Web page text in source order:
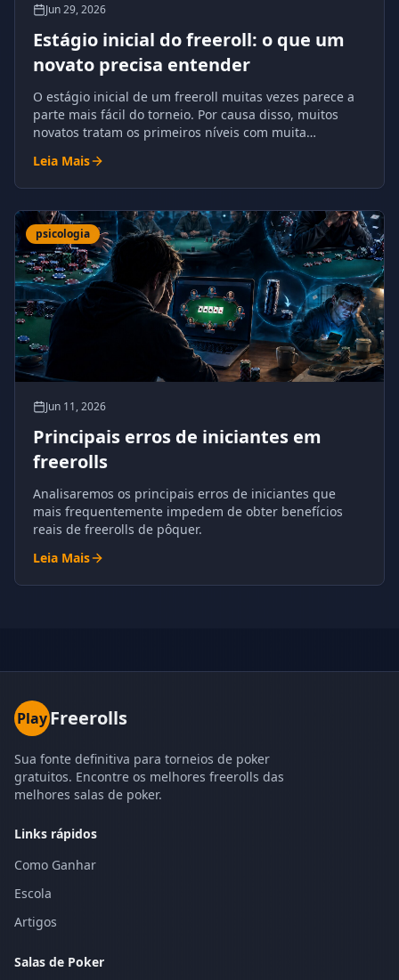
Jun 29, 2026
Estágio inicial do freeroll: o que um
novato precisa entender
O estágio inicial de um freeroll muitas vezes parece a
parte mais fácil do torneio. Por causa disso, muitos
novatos tratam os primeiros níveis com muita
Leia Mais
psicologia
Jun 11, 2026
Principais erros de iniciantes em
freerolls
Analisaremos os principais erros de iniciantes que
mais frequentemente impedem de obter benefícios
reais de freerolls de pôquer.
Leia Mais
PlayFreerolls
Sua fonte definitiva para torneios de poker
gratuitos. Encontre os melhores freerolls das
melhores salas de poker.
Links rápidos
Como Ganhar
Escola
Artigos
Salas de Poker